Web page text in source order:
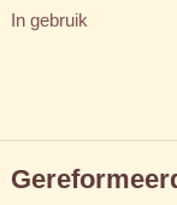
In gebruik